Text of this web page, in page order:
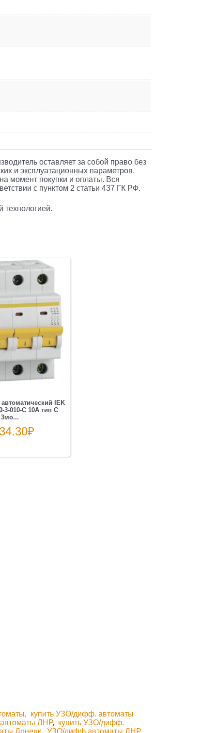
оставляет за собой право без
и эксплуатационных параметров.
на момент покупки и оплаты. Вся
с пунктом 2 статьи 437 ГК РФ.
технологией.
IEK
3-010-C 10A тип C
3мо...
₽
, купить УЗО/дифф. автоматы
ЛНР, купить УЗО/дифф.